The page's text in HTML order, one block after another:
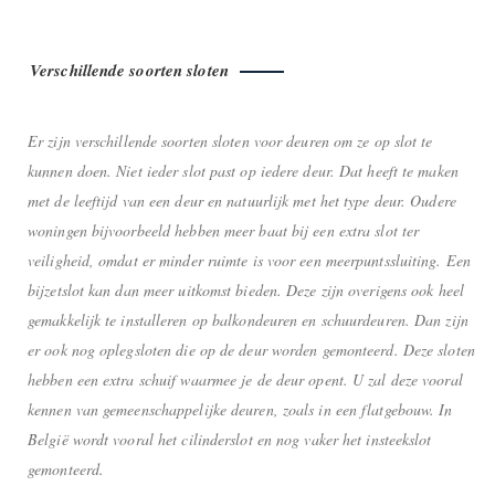
Verschillende soorten sloten
Er zijn verschillende soorten sloten voor deuren om ze op slot te
kunnen doen. Niet ieder slot past op iedere deur. Dat heeft te maken
met de leeftijd van een deur en natuurlijk met het type deur. Oudere
woningen bijvoorbeeld hebben meer baat bij een extra slot ter
veiligheid, omdat er minder ruimte is voor een meerpuntssluiting. Een
bijzetslot kan dan meer uitkomst bieden. Deze zijn overigens ook heel
gemakkelijk te installeren op balkondeuren en schuurdeuren. Dan zijn
er ook nog oplegsloten die op de deur worden gemonteerd. Deze sloten
hebben een extra schuif waarmee je de deur opent. U zal deze vooral
kennen van gemeenschappelijke deuren, zoals in een flatgebouw. In
België wordt vooral het cilinderslot en nog vaker het insteekslot
gemonteerd.